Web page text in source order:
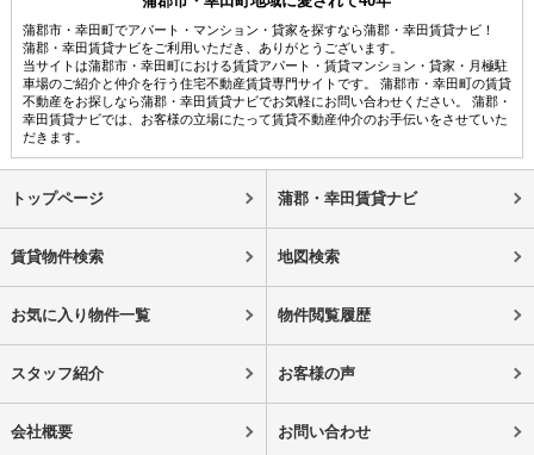
蒲郡市・幸田町でアパート・マンション・貸家を探すなら蒲郡・幸田賃貸ナビ！
蒲郡・幸田賃貸ナビをご利用いただき、ありがとうございます。
当サイトは蒲郡市・幸田町における賃貸アパート・賃貸マンション・貸家・月極駐
車場のご紹介と仲介を行う住宅不動産賃貸専門サイトです。 蒲郡市・幸田町の賃貸
不動産をお探しなら蒲郡・幸田賃貸ナビでお気軽にお問い合わせください。 蒲郡・
幸田賃貸ナビでは、お客様の立場にたって賃貸不動産仲介のお手伝いをさせていた
だきます。
トップページ 蒲郡・幸田賃貸ナビ
賃貸物件検索 地図検索
お気に入り物件一覧 物件閲覧履歴
スタッフ紹介 お客様の声
会社概要 お問い合わせ